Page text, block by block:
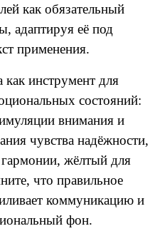
как обязательный
адаптируя её под
применения.
как инструмент для
состояний:
внимания и
чувства надёжности,
гармонии, жёлтый для
что правильное
коммуникацию и
фон.